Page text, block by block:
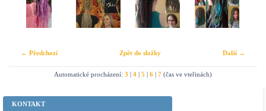
← Předchozí Další →
Zpět do složky
Automatické procházení: 3 | 4 | 5 | 6 | 7 (čas ve vteřinách)
KONTAKT